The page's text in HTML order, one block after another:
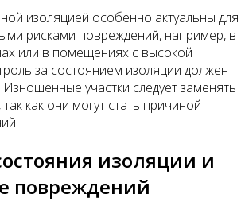
изоляцией особенно актуальны для
рисками повреждений, например, в
или в помещениях с высокой
за состоянием изоляции должен
участки следует заменять
как они могут стать причиной
изоляции и
повреждений